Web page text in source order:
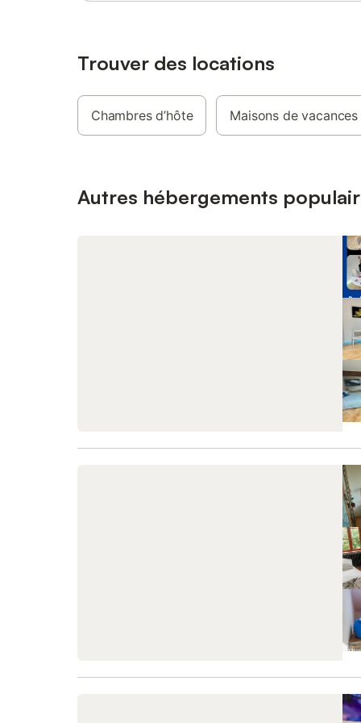
avec
frigo à
sont
Zoé. Ce
Trouver des locations
Chambres d’hôte Maisons de vacances
Autres hébergements